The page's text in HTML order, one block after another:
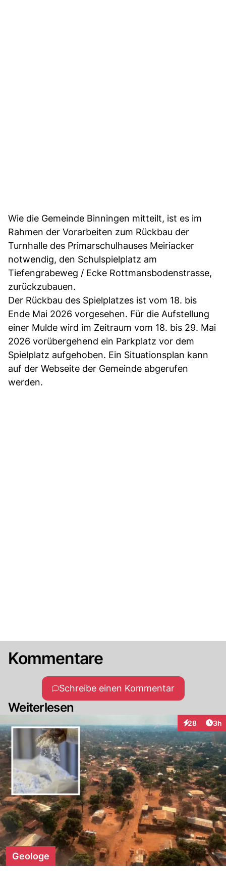
Wie die Gemeinde Binningen mitteilt, ist es im
Rahmen der Vorarbeiten zum Rückbau der
Turnhalle des Primarschulhauses Meiriacker
notwendig, den Schulspielplatz am
Tiefengrabeweg / Ecke Rottmansbodenstrasse,
zurückzubauen.
Der Rückbau des Spielplatzes ist vom 18. bis
Ende Mai 2026 vorgesehen. Für die Aufstellung
einer Mulde wird im Zeitraum vom 18. bis 29. Mai
2026 vorübergehend ein Parkplatz vor dem
Spielplatz aufgehoben. Ein Situationsplan kann
auf der Webseite der Gemeinde abgerufen
werden.
Kommentare
Schreibe einen Kommentar
Weiterlesen
28
Interaktionen
3h
Geologe